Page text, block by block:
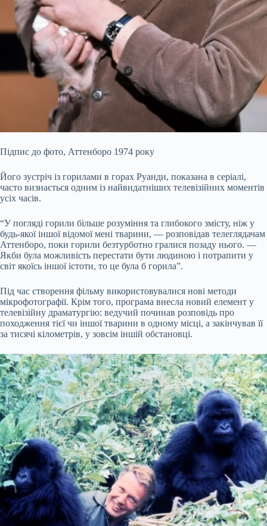
Підпис до фото, Аттенборо 1974 року
Його зустріч із горилами в горах Руанди, показана в серіалі,
часто визнається одним із найвидатніших телевізійних моментів
усіх часів.
“У погляді горили більше розуміння та глибокого змісту, ніж у
будь-якої іншої відомої мені тварини, — розповідав телеглядачам
Аттенборо, поки горили безтурботно гралися позаду нього. —
Якби була можливість перестати бути людиною і потрапити у
світ якоїсь іншої істоти, то це була б горила”.
Під час створення фільму використовувалися нові методи
мікрофотографії. Крім того, програма внесла новий елемент у
телевізійну драматургію: ведучий починав розповідь про
походження тієї чи іншої тварини в одному місці, а закінчував її
за тисячі кілометрів, у зовсім іншій обстановці.